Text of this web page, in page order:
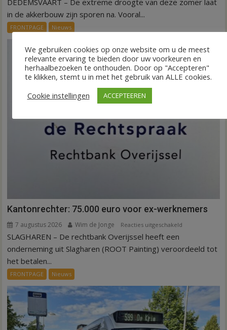
op
aardappeloogst
DEDEMSVAART – De extreme droogte van deze zomer laat
in de akkerbouw zijn sporen na. Vooral...
FRONTPAGE Nieuws
Kantonrechter: 75.000 euro voor ex-werknemers
7 augustus 2026 Wim de Jonge Reacties uitgeschakeld
75.000
werknemers
SLAGHAREN – De rechtbank Overijssel heeft een
onderneming uit Slagharen (ROOT Painting) veroordeeld tot
het betalen...
FRONTPAGE Nieuws
We gebruiken cookies op onze website om u de meest
relevante ervaring te bieden door uw voorkeuren en
herhaalbezoeken te onthouden. Door op "Accepteren"
te klikken, stemt u in met het gebruik van ALLE cookies.
Cookie instellingen
ACCEPTEEREN